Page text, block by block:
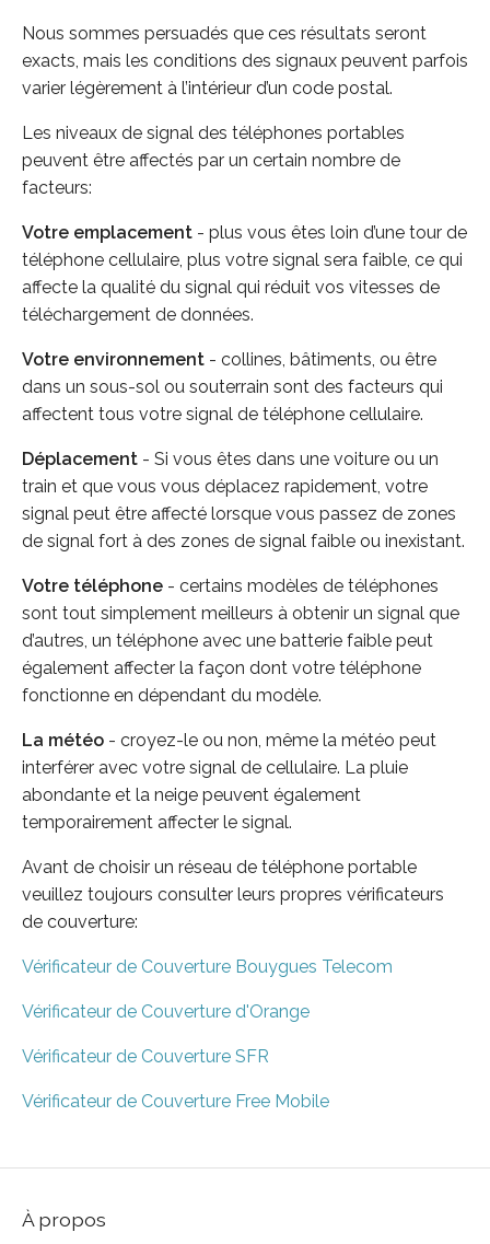
Nous sommes persuadés que ces résultats seront
exacts, mais les conditions des signaux peuvent parfois
varier légèrement à l’intérieur d’un code postal.
Les niveaux de signal des téléphones portables
peuvent être affectés par un certain nombre de
facteurs:
Votre emplacement - plus vous êtes loin d’une tour de
téléphone cellulaire, plus votre signal sera faible, ce qui
affecte la qualité du signal qui réduit vos vitesses de
téléchargement de données.
Votre environnement - collines, bâtiments, ou être
dans un sous-sol ou souterrain sont des facteurs qui
affectent tous votre signal de téléphone cellulaire.
Déplacement - Si vous êtes dans une voiture ou un
train et que vous vous déplacez rapidement, votre
signal peut être affecté lorsque vous passez de zones
de signal fort à des zones de signal faible ou inexistant.
Votre téléphone - certains modèles de téléphones
sont tout simplement meilleurs à obtenir un signal que
d’autres, un téléphone avec une batterie faible peut
également affecter la façon dont votre téléphone
fonctionne en dépendant du modèle.
La météo - croyez-le ou non, même la météo peut
interférer avec votre signal de cellulaire. La pluie
abondante et la neige peuvent également
temporairement affecter le signal.
Avant de choisir un réseau de téléphone portable
veuillez toujours consulter leurs propres vérificateurs
de couverture:
Vérificateur de Couverture Bouygues Telecom
Vérificateur de Couverture d'Orange
Vérificateur de Couverture SFR
Vérificateur de Couverture Free Mobile
À propos